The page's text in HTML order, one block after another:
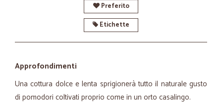
Preferito
Etichette
Approfondimenti
Una cottura dolce e lenta sprigionerà tutto il naturale gusto
di pomodori coltivati proprio come in un orto casalingo.